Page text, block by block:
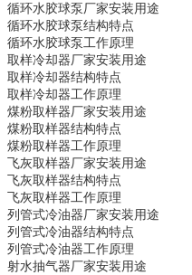
循环水胶球泵厂家安装用途
循环水胶球泵结构特点
循环水胶球泵工作原理
取样冷却器厂家安装用途
取样冷却器结构特点
取样冷却器工作原理
煤粉取样器厂家安装用途
煤粉取样器结构特点
煤粉取样器工作原理
飞灰取样器厂家安装用途
飞灰取样器结构特点
飞灰取样器工作原理
列管式冷油器厂家安装用途
列管式冷油器结构特点
列管式冷油器工作原理
射水抽气器厂家安装用途